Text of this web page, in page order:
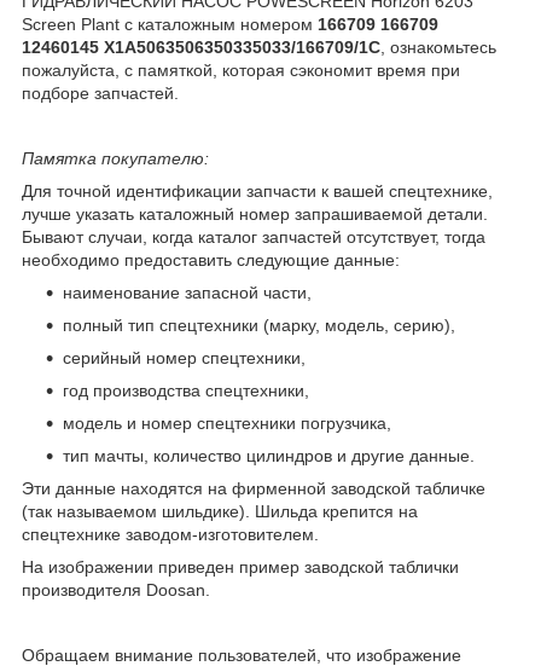
Screen Plant с каталожным номером 166709 166709
12460145 X1A5063506350335033/166709/1C , ознакомьтесь
пожалуйста, с памяткой, которая сэкономит время при
подборе запчастей.
Памятка покупателю:
Для точной идентификации запчасти к вашей спецтехнике,
лучше указать каталожный номер запрашиваемой детали.
Бывают случаи, когда каталог запчастей отсутствует, тогда
необходимо предоставить следующие данные:
наименование запасной части,
полный тип спецтехники (марку, модель, серию),
серийный номер спецтехники,
год производства спецтехники,
модель и номер спецтехники погрузчика,
тип мачты, количество цилиндров и другие данные.
Эти данные находятся на фирменной заводской табличке
(так называемом шильдике). Шильда крепится на
спецтехнике заводом-изготовителем.
На изображении приведен пример заводской таблички
производителя Doosan.
Обращаем внимание пользователей, что изображение